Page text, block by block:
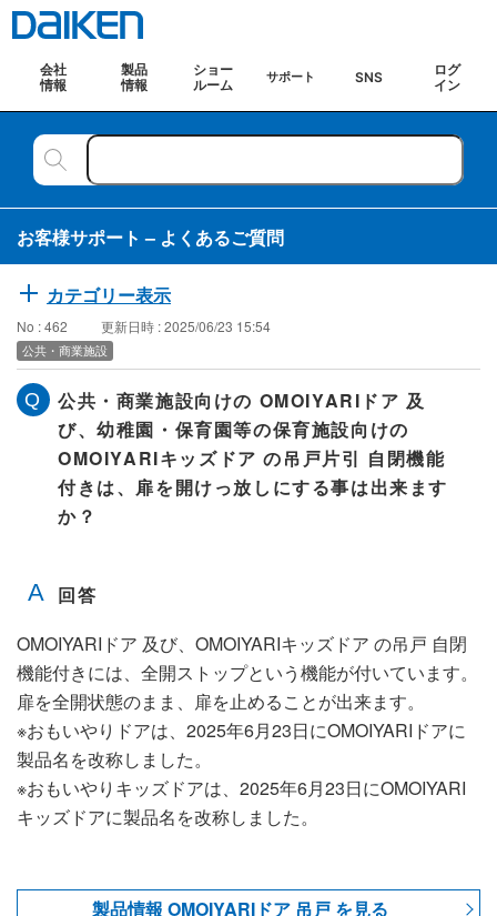
会社
情報
製品
情報
ショー
ルーム
サポート SNS
ログ
イン
お客様サポート – よくあるご質問
カテゴリー表示
No : 462 更新日時 : 2025/06/23 15:54
公共・商業施設
公共・商業施設向けの OMOIYARIドア 及
び、幼稚園・保育園等の保育施設向けの
OMOIYARIキッズドア の吊戸片引 自閉機能
付きは、扉を開けっ放しにする事は出来ます
か？
OMOIYARIドア 及び、OMOIYARIキッズドア の吊戸 自閉
機能付きには、全開ストップという機能が付いています。
扉を全開状態のまま、扉を止めることが出来ます。
※おもいやりドアは、2025年6月23日にOMOIYARIドアに
製品名を改称しました。
※おもいやりキッズドアは、2025年6月23日にOMOIYARI
キッズドアに製品名を改称しました。
製品情報 OMOIYARIドア 吊戸 を見る